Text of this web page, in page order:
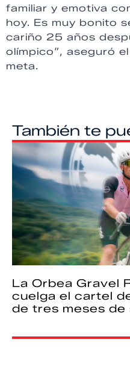
familiar y emotiva
hoy. Es muy bonito
cariño 25 años
olímpico”, aseguró
meta.
También te
La Orbea Gravel
cuelga el cartel
de tres meses